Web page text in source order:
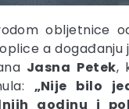
obljetnice
a događanju
Jasna Petek,
„Nije bilo
godinu i